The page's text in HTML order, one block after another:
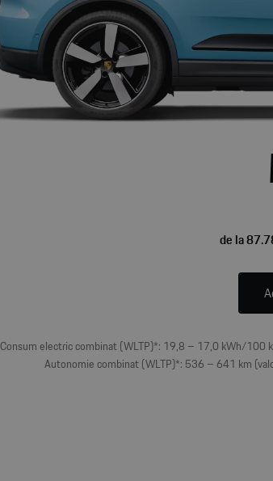
de la
Consum electric combinat (WLTP)*: 19,8 – 17,0 kWh/100
Autonomie combinat (WLTP)*: 536 – 641 km